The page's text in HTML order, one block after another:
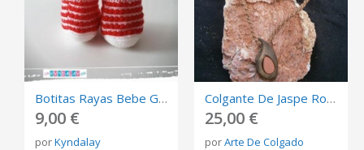
Botitas Rayas Bebe Ganchillo
9,00 €
porKyndalay
Colgante De Jaspe Rojo Incrustado En Madera
25,00 €
porArte De Colgado